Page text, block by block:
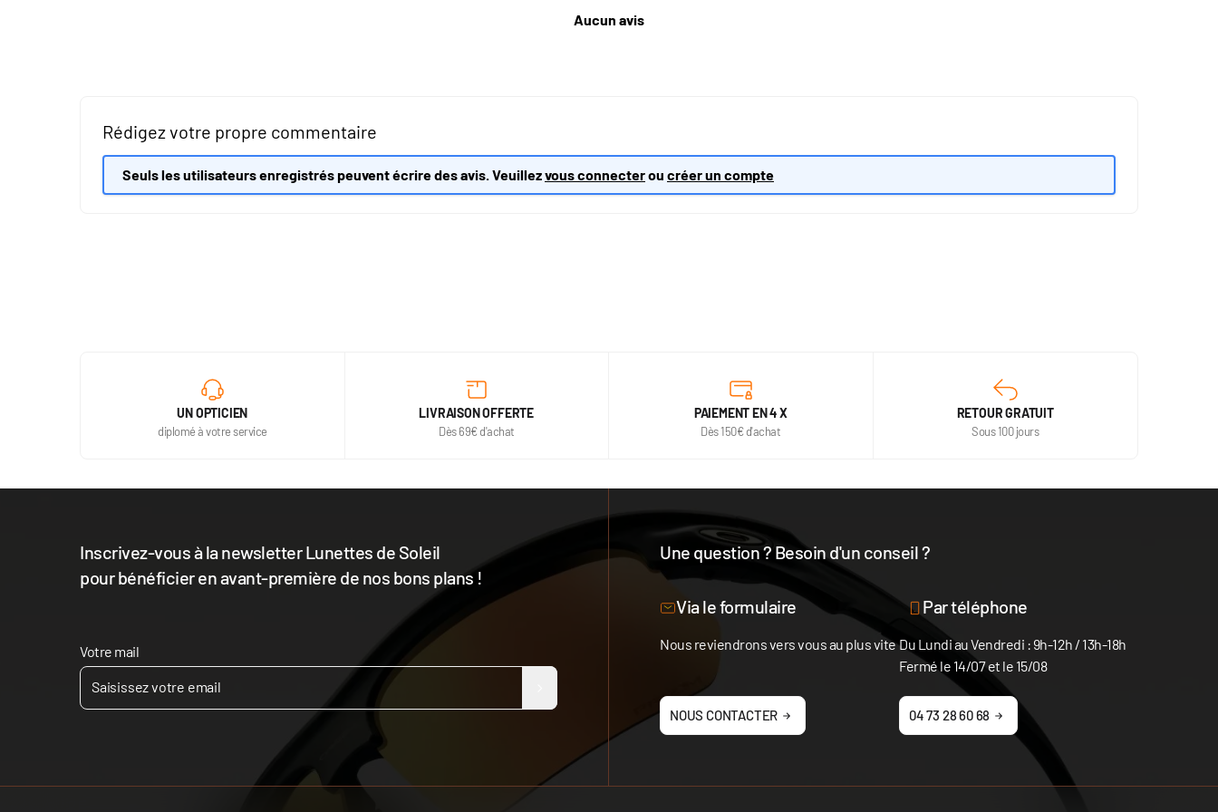
Aucun avis
Rédigez votre propre commentaire
Seuls les utilisateurs enregistrés peuvent écrire des avis. Veuillezvous connecterou créer un compte
UN OPTICIEN
diplomé à votre service
LIVRAISON OFFERTE
Dès 69€ d'achat
PAIEMENT EN 4 X
Dès 150€ d'achat
RETOUR GRATUIT
Sous 100 jours
Inscrivez-vous à la newsletter Lunettes de Soleil
pour bénéficier en avant-première de nos bons plans !
Votre mail
Une question ? Besoin d'un conseil ?
Notre équipe est à votre disposition
Via le formulaire Par téléphone
Nous reviendrons vers vous au plus vite
NOUS CONTACTER
Du Lundi au Vendredi : 9h-12h / 13h-18h
Fermé le 14/07 et le 15/08
04 73 28 60 68